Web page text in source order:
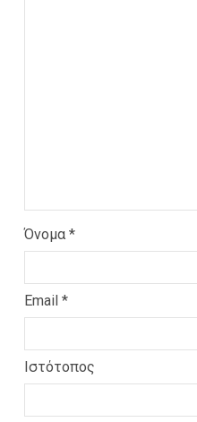
Όνομα *
Email *
Ιστότοπος